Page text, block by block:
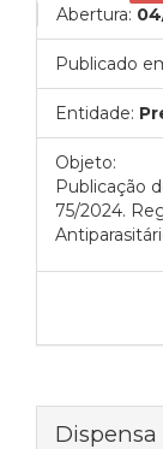
Abertura:
Publicado
Entidade:
Objeto:
Publicação
75/2024.